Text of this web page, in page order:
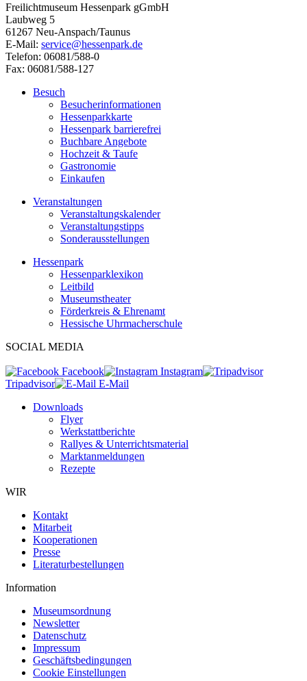
Freilichtmuseum Hessenpark gGmbH
Laubweg 5
61267 Neu-Anspach/Taunus
E-Mail: service@hessenpark.de
Telefon: 06081/588-0
Fax: 06081/588-127
Besuch
Besucherinformationen
Hessenparkkarte
Hessenpark barrierefrei
Buchbare Angebote
Hochzeit & Taufe
Gastronomie
Einkaufen
Veranstaltungen
Veranstaltungskalender
Veranstaltungstipps
Sonderausstellungen
Hessenpark
Hessenparklexikon
Leitbild
Museumstheater
Förderkreis & Ehrenamt
Hessische Uhrmacherschule
SOCIAL MEDIA
Facebook
Instagram
Tripadvisor
E-Mail
Downloads
Flyer
Werkstattberichte
Rallyes & Unterrichtsmaterial
Marktanmeldungen
Rezepte
WIR
Kontakt
Mitarbeit
Kooperationen
Presse
Literaturbestellungen
Information
Museumsordnung
Newsletter
Datenschutz
Impressum
Geschäftsbedingungen
Cookie Einstellungen